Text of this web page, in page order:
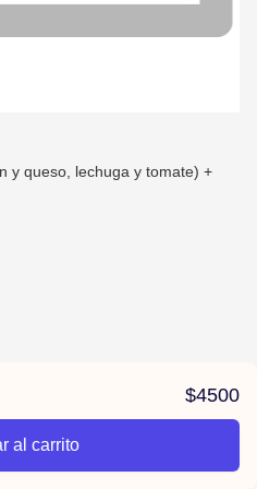
y queso, lechuga y tomate) +
$4500
al carrito